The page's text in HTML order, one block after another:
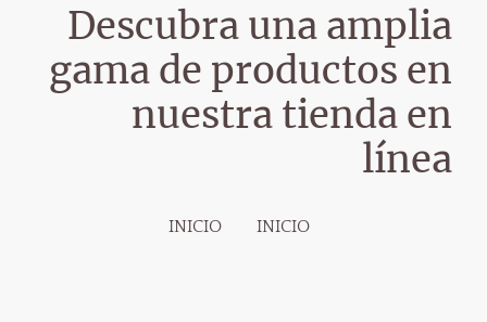
Descubra una amplia
gama de productos en
nuestra tienda en
línea
INICIO INICIO